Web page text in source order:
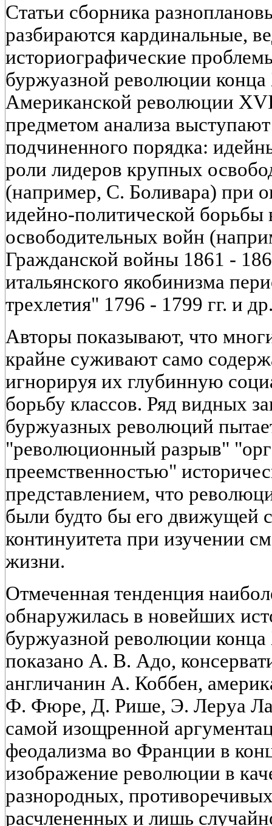
Статьи сборника
разбираются кардинальные,
историографические
буржуазной революции
Американской революции
предметом анализа
подчиненного порядка:
роли лидеров крупных
(например, С. Боливара) при
идейно-политической борьбы
освободительных войн
Гражданской войны 1861 -
итальянского якобинизма
трехлетия" 1796 - 1799 гг. и
Авторы показывают, что
крайне суживают само
игнорируя их глубинную
борьбу классов. Ряд видных
буржуазных революций
"революционный разрыв"
преемственностью"
представлением, что
были будто бы его движущей
континуитета при изучении
жизни.
Отмеченная тенденция
обнаружилась в новейших
буржуазной революции
показано А. В. Адо,
англичанин А. Коббен,
Ф. Фюре, Д. Рише, Э. Леруа
самой изощренной
феодализма во Франции в
изображение революции в
разнородных,
расчлененных и лишь